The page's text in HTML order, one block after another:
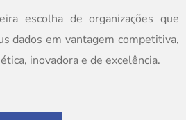
escolha de organizações que
dados em vantagem competitiva,
inovadora e de excelência.